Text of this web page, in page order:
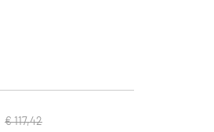
€ 117,42